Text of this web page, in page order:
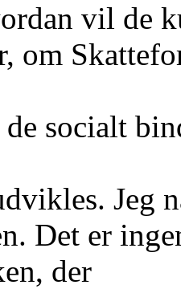
vil de
om
socialt
Jeg
Det er
der